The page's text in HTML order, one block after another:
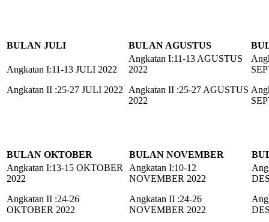
BULAN JULI BULAN AGUSTUS
Angkatan I:11-13 JULI 2022
Angkatan II :25-27 JULI 2022
Angkatan I:11-13 AGUSTUS
2022
Angkatan II :25-27 AGUSTUS
2022
BULAN OKTOBER BULAN NOVEMBER
Angkatan I:13-15 OKTOBER
2022
Angkatan II :24-26
OKTOBER 2022
Angkatan I:10-12
NOVEMBER 2022
Angkatan II :24-26
NOVEMBER 2022